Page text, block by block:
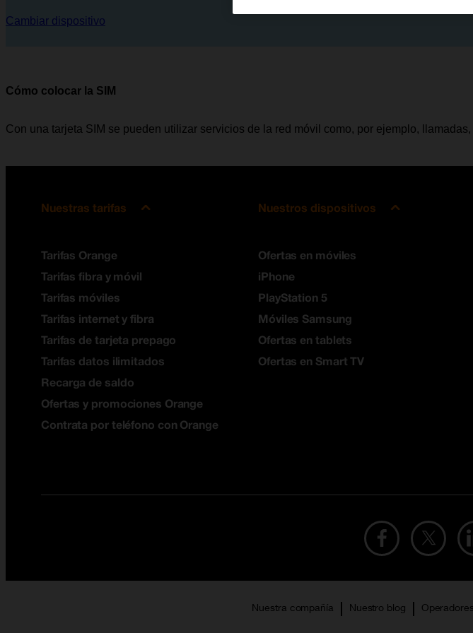
Cambiar dispositivo
Cómo colocar la SIM
Con una tarjeta SIM se pueden utilizar servicios de la red móvil como, por ejemplo,
Nuestras tarifas
Tarifas Orange
Tarifas fibra y móvil
Tarifas móviles
Tarifas internet y fibra
Tarifas de tarjeta prepago
Tarifas datos ilimitados
Recarga de saldo
Ofertas y promociones Orange
Contrata por teléfono con Orange
Nuestros dispositivos
Ofertas en móviles
iPhone
PlayStation 5
Móviles Samsung
Ofertas en tablets
Ofertas en Smart TV
Nuestra compañía Nuestro blog Operadores